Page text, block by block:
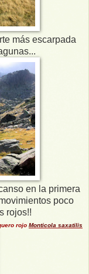
más escarpada
en la primera
poco
rojos!!
rojo Monticola saxatilis